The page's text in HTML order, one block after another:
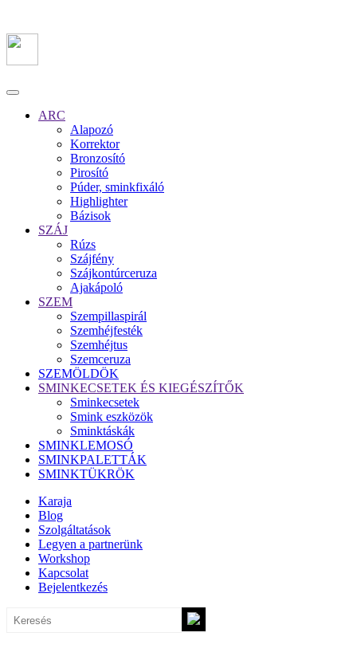
ARC
Alapozó
Korrektor
Bronzosító
Pirosító
Púder, sminkfixáló
Highlighter
Bázisok
SZÁJ
Rúzs
Szájfény
Szájkontúrceruza
Ajakápoló
SZEM
Szempillaspirál
Szemhéjfesték
Szemhéjtus
Szemceruza
SZEMÖLDÖK
SMINKECSETEK ÉS KIEGÉSZÍTŐK
Sminkecsetek
Smink eszközök
Sminktáskák
SMINKLEMOSÓ
SMINKPALETTÁK
SMINKTÜKRÖK
Karaja
Blog
Szolgáltatások
Legyen a partnerünk
Workshop
Kapcsolat
Bejelentkezés